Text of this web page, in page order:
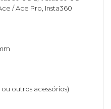
/ Ace Pro, Insta360
outros acessórios)